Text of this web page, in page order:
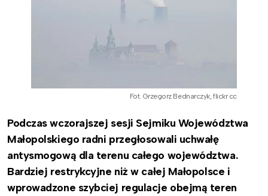
Fot. Grzegorz Bednarczyk, flickr cc
Podczas wczorajszej sesji Sejmiku Województwa
Małopolskiego radni przegłosowali uchwałę
antysmogową dla terenu całego województwa.
Bardziej restrykcyjne niż w całej Małopolsce i
wprowadzone szybciej regulacje obejmą teren